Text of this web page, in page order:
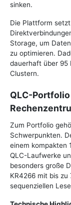
sinken.
Die Plattform
Storage, um
zu optimieren.
dauerhaft über 95
Clustern.
QLC-
Zum Portfolio
Schwerpunkten.
einem kompakten
QLC-Laufwerke
besonders große
KR4266 mit bis zu
sequenziellen